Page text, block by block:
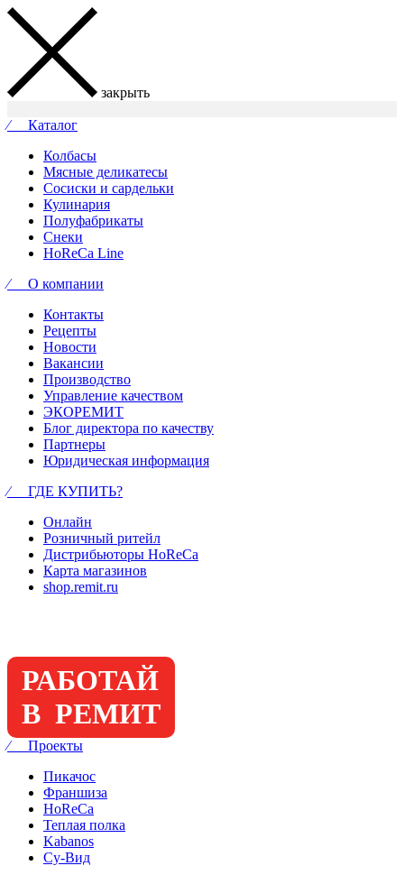
закрыть
⁄ Каталог
Колбасы
Мясные деликатесы
Сосиски и сардельки
Кулинария
Полуфабрикаты
Снеки
HoReCa Line
⁄ О компании
Контакты
Рецепты
Новости
Вакансии
Производство
Управление качеством
ЭКОРЕМИТ
Блог директора по качеству
Партнеры
Юридическая информация
⁄ ГДЕ КУПИТЬ?
Онлайн
Розничный ритейл
Дистрибьюторы HoReCa
Карта магазинов
shop.remit.ru
РАБОТАЙ
В РЕМИТ
⁄ Проекты
Пикачос
Франшиза
HoReCa
Теплая полка
Kabanos
Су-Вид